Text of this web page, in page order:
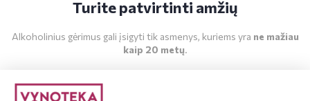
Turite patvirtinti amžių
Alkoholinius gėrimus gali įsigyti tik asmenys, kuriems yra ne mažiau
kaip 20 metų.